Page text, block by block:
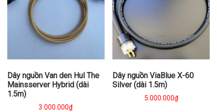
Dây nguồn Van den Hul The
Mainsserver Hybrid (dài
1.5m)
3.000.000₫
Dây nguồn ViaBlue X-60
Silver (dài 1.5m)
5.000.000₫